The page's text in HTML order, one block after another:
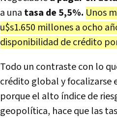
a una tasa de 5,5%. Unos
u$s1.650 millones a ocho
disponibilidad de crédito
Todo un contraste con lo
crédito global y focalizarse
porque el alto índice de
geopolítica, hace que las